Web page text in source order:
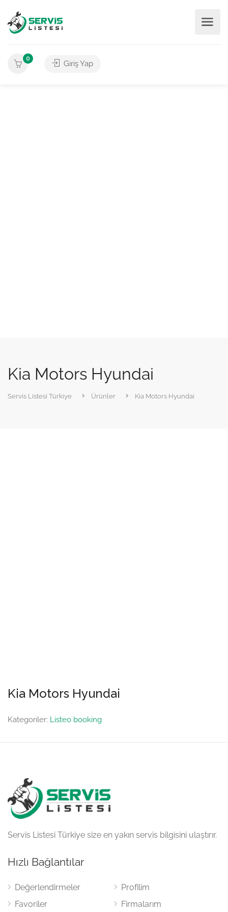
0
Giriş Yap
Kia Motors Hyundai
Servis Listesi Türkiye Ürünler Kia Motors Hyundai
Kia Motors Hyundai
Kategoriler: Listeo booking
Servis Listesi Türkiye size en yakın servis bilgisini ulaştırır.
Hızlı Bağlantılar
Değerlendirmeler
Favoriler
Profilim
Firmalarım